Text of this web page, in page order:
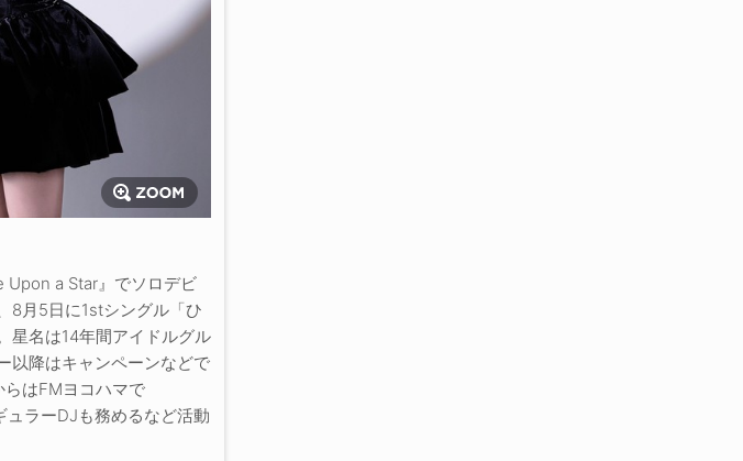
Upon a Star』でソロデビ
8月5日に1stシングル「ひ
星名は14年間アイドルグル
以降はキャンペーンなどで
はFMヨコハマで
ュラーDJも務めるなど活動